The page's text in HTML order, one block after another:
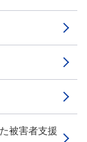
被害者支援